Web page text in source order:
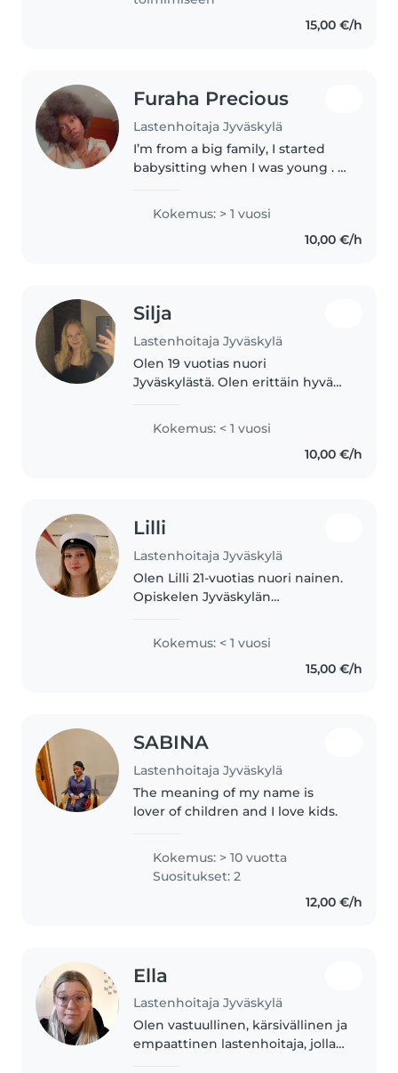
15,00 €/h
Furaha Precious
Lastenhoitaja Jyväskylä
I’m from a big family, I started
babysitting when I was young . I
neighbors’ children. At the
moment I’m a hoiva avustaja
student and I love spending my..
Kokemus: > 1 vuosi
10,00 €/h
Silja
Lastenhoitaja Jyväskylä
Olen 19 vuotias nuori
Jyväskylästä. Olen erittäin hyvä
lastenvahti. Olen valmentanut 5-
12 vuotiaita lapsia jalkapallossa
Kokemus: < 1 vuosi
10,00 €/h
Lilli
Lastenhoitaja Jyväskylä
Olen Lilli 21-vuotias nuori nainen.
Opiskelen Jyväskylän
opettajaksi ja etsin lastenhoito
hommia nyt kesäksi, sekä
opintojen ohelle. Minulla on
Kokemus: < 1 vuosi
15,00 €/h
SABINA
Lastenhoitaja Jyväskylä
The meaning of my name is
lover of children and I love kids.
Kokemus: > 10 vuotta
Suositukset: 2
12,00 €/h
Ella
Lastenhoitaja Jyväskylä
Olen vastuullinen, kärsivällinen ja
empaattinen lastenhoitaja, jolla